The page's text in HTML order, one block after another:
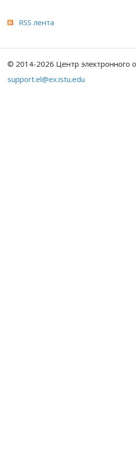
RSS лента
© 2014-2026 Центр электронного
support.el@ex.istu.edu